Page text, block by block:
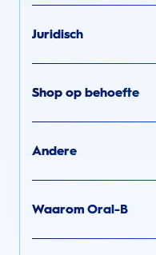
Juridisch
Shop op behoefte
Andere
Waarom Oral-B